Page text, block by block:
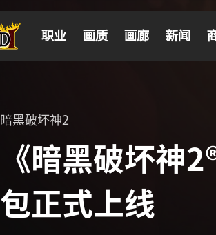
职业 画质 画廊 新闻
暗黑破坏神2
《暗黑破坏
包正式上线